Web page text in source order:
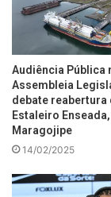
Audiência Pública
Assembleia
debate reabertura
Estaleiro
Maragojipe
14/02/2025